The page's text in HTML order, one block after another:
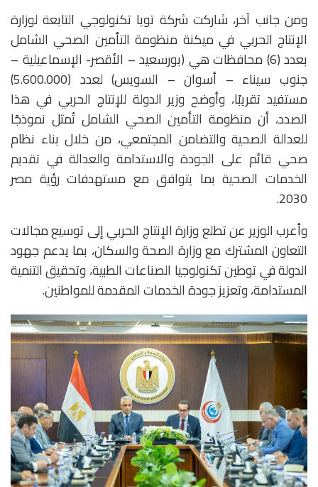
ومن جانب آخر، شاركت شركة تويا تكنولوجي التابعة لوزارة
الإنتاج الحربي في ميكنة منظومة التأمين الصحي الشامل
بعدد (6) محافظات هي (بورسعيد – الأقصر- الإسماعيلية –
جنوب سيناء – أسوان – السويس) لعدد (5.600.000)
مستفيد تقريبًا، وأوضح وزير الدولة للإنتاج الحربي في هذا
الصدد، أن منظومة التأمين الصحي الشامل تُمثل نموذجًا
للعدالة الصحية والتضامن المجتمعي، من خلال بناء نظام
صحي قائم على الجودة والاستدامة والعدالة في تقديم
الخدمات الصحية بما يتوافق مع مستهدفات رؤية مصر
2030.
وأعرب الوزير عن تطلع وزارة الإنتاج الحربي إلى توسيع مجالات
التعاون المشترك مع وزارة الصحة والسكان، بما يدعم جهود
الدولة في توطين تكنولوجيا الصناعات الطبية، وتحقيق التنمية
المستدامة، وتعزيز جودة الخدمات المقدمة للمواطنين.